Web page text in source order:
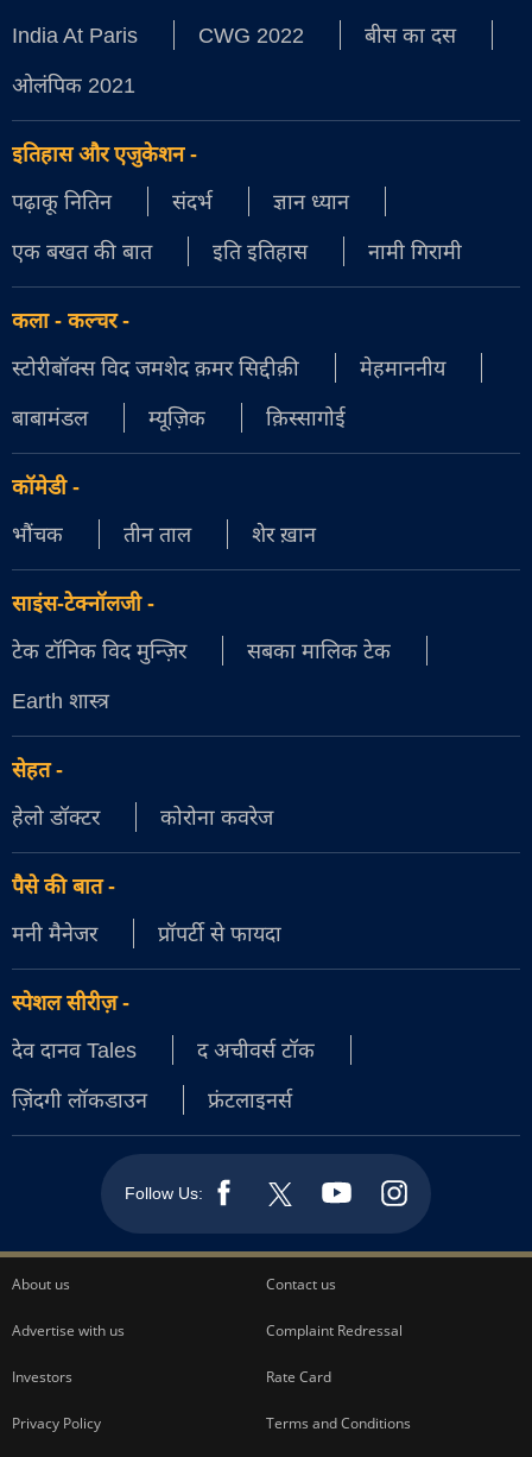
India At Paris CWG 2022
बीस का दस
ओलंपिक 2021
इतिहास और एजुकेशन-
पढ़ाकू नितिन
संदर्भ
ज्ञान ध्यान
एक बखत की बात
इति इतिहास नामी गिरामी
कला - कल्चर-
स्टोरीबॉक्स विद जमशेद क़मर सिद्दीक़ी
मेहमाननीय
बाबामंडल
म्यूज़िक क़िस्सागोई
कॉमेडी-
भौंचक
तीन ताल शेर ख़ान
साइंस-टेक्नॉलजी-
टेक टॉनिक विद मुन्ज़िर
सबका मालिक टेक
Earth शास्त्र
सेहत-
हेलो डॉक्टर
कोरोना कवरेज
पैसे की बात-
मनी मैनेजर
प्रॉपर्टी से फायदा
स्पेशल सीरीज़-
देव दानव Tales
द अचीवर्स टॉक
ज़िंदगी लॉकडाउन
फ्रंटलाइनर्स
Follow Us:
About us Contact us
Advertise with us Complaint Redressal
Investors Rate Card
Privacy Policy Terms and Conditions